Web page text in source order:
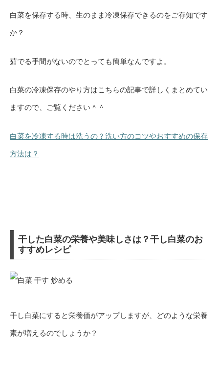
白菜を保存する時、生のまま冷凍保存できるのをご存知です
か？
茹でる手間がないのでとっても簡単なんですよ。
白菜の冷凍保存のやり方はこちらの記事で詳しくまとめてい
ますので、ご覧ください＾＾
白菜を冷凍する時は洗うの？洗い方のコツやおすすめの保存
方法は？
干した白菜の栄養や美味しさは？干し白菜のお
すすめレシピ
干し白菜にすると栄養価がアップしますが、どのような栄養
素が増えるのでしょうか？